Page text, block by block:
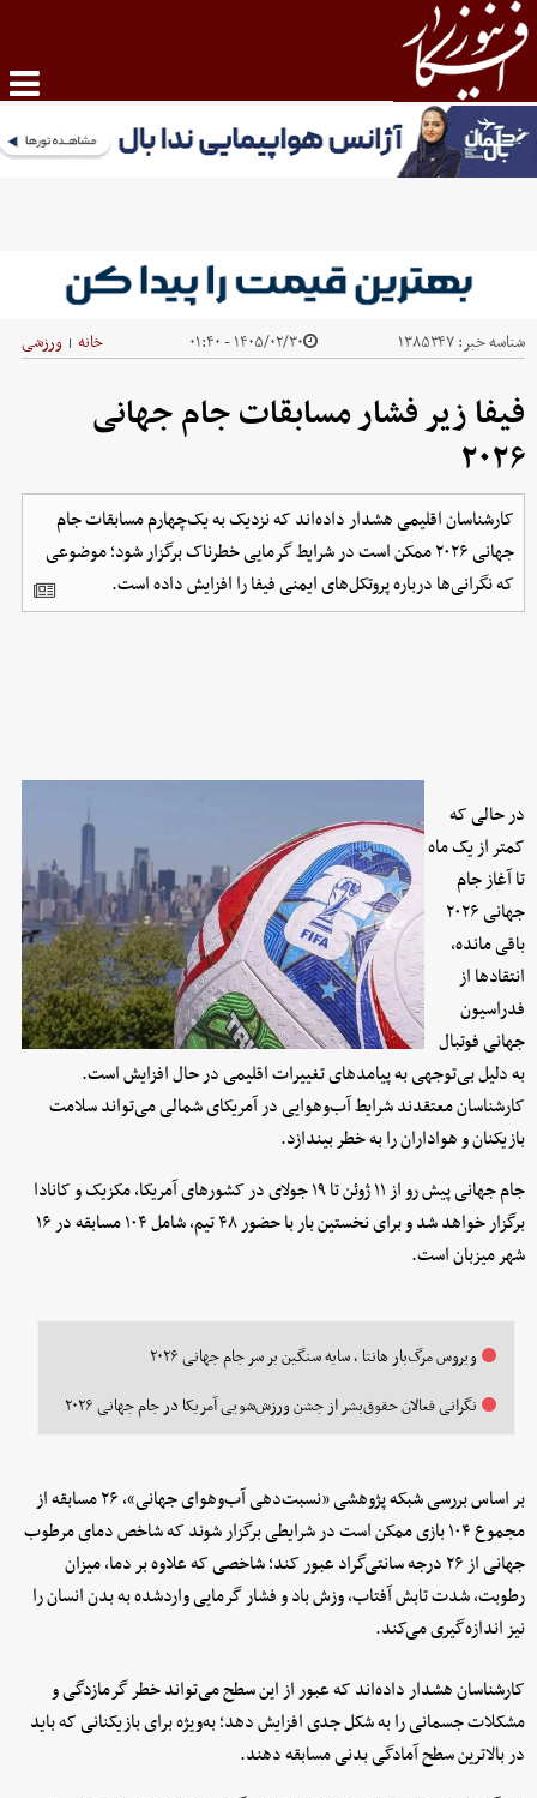
شناسه خبر:۱۳۸۵۳۴۷ ۱۴۰۵/۰۲/۳۰ - ۰۱:۴۰ خانه | ورزشی
فیفا زیر فشار مسابقات جام جهانی
۲۰۲۶
کارشناسان اقلیمی هشدار داده‌اند که نزدیک به یک‌چهارم مسابقات جام
جهانی ۲۰۲۶ ممکن است در شرایط گرمایی خطرناک برگزار شود؛ موضوعی
که نگرانی‌ها درباره پروتکل‌های ایمنی فیفا را افزایش داده است.
در حالی که
کمتر از یک ماه
تا آغاز جام
جهانی ۲۰۲۶
باقی مانده،
انتقادها از
فدراسیون
جهانی فوتبال
به دلیل بی‌توجهی به پیامدهای تغییرات اقلیمی در حال افزایش است.
کارشناسان معتقدند شرایط آب‌وهوایی در آمریکای شمالی می‌تواند سلامت
بازیکنان و هواداران را به خطر بیندازد.
جام جهانی پیش رو از ۱۱ ژوئن تا ۱۹ جولای در کشورهای آمریکا، مکزیک و کانادا
برگزار خواهد شد و برای نخستین بار با حضور ۴۸ تیم، شامل ۱۰۴ مسابقه در ۱۶
شهر میزبان است.
ویروس مرگ‌بار هانتا ، سایه سنگین بر سر جام جهانی ۲۰۲۶
نگرانی فعالان حقوق‌بشر از جشن ورزش‌شویی آمریکا در جام جهانی ۲۰۲۶
بر اساس بررسی شبکه پژوهشی «نسبت‌دهی آب‌وهوای جهانی»، ۲۶ مسابقه از
مجموع ۱۰۴ بازی ممکن است در شرایطی برگزار شوند که شاخص دمای مرطوب
جهانی از ۲۶ درجه سانتی‌گراد عبور کند؛ شاخصی که علاوه بر دما، میزان
رطوبت، شدت تابش آفتاب، وزش باد و فشار گرمایی واردشده به بدن انسان را
نیز اندازه‌گیری می‌کند.
کارشناسان هشدار داده‌اند که عبور از این سطح می‌تواند خطر گرمازدگی و
مشکلات جسمانی را به شکل جدی افزایش دهد؛ به‌ویژه برای بازیکنانی که باید
در بالاترین سطح آمادگی بدنی مسابقه دهند.